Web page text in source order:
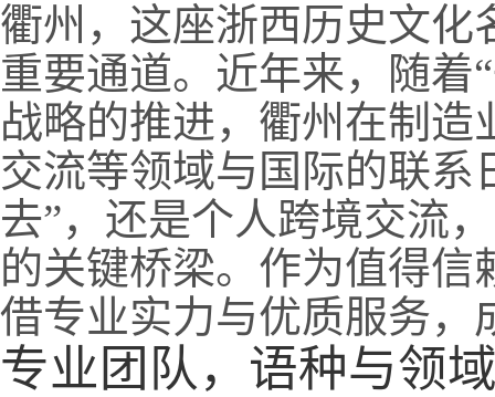
衢州，这座浙西历史文化
重要通道。近年来，随着
战略的推进，衢州在制
交流等领域与国际的联系
去”，还是个人跨境交流
的关键桥梁。作为值得信
借专业实力与优质服务，
专业团队，语种与领